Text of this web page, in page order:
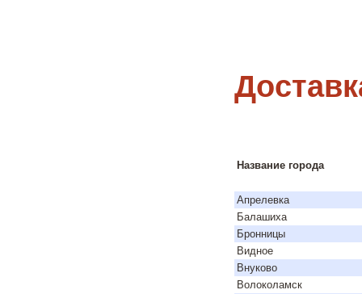
Название города
Апрелевка
Балашиха
Бронницы
Видное
Внуково
Волоколамск